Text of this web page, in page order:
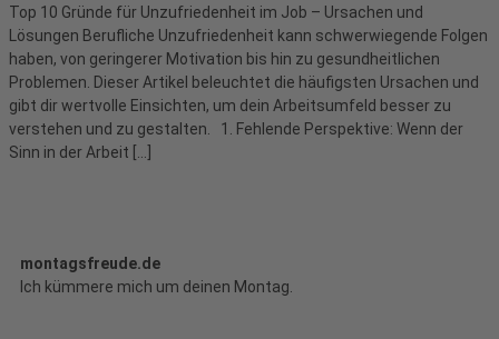
Top 10 Gründe für Unzufriedenheit im Job – Ursachen und
Lösungen Berufliche Unzufriedenheit kann schwerwiegende Folgen
haben, von geringerer Motivation bis hin zu gesundheitlichen
Problemen. Dieser Artikel beleuchtet die häufigsten Ursachen und
gibt dir wertvolle Einsichten, um dein Arbeitsumfeld besser zu
verstehen und zu gestalten. 1. Fehlende Perspektive: Wenn der
Sinn in der Arbeit […]
montagsfreude.de
Ich kümmere mich um deinen Montag.